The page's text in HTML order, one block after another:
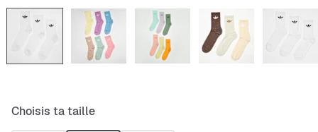
Choisis ta taille